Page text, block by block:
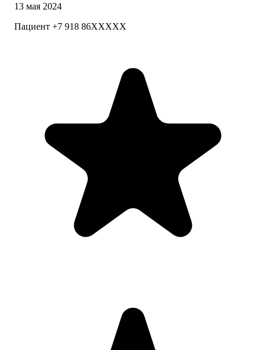
13 мая 2024
Пациент +7 918 86XXXXX